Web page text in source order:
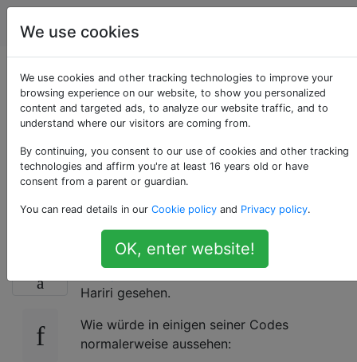
Programmierung
Aktivieren des
ausgefallenen ≠
(ungleich) Operators
von IntelliJ
Ich habe dies auf derGOTO 2016 • Kotlin -
Ready for Production-Konferenz von Hadi
Hariri gesehen.
Wie würde in einigen seiner Codes
normalerweise aussehen:
We use cookies
We use cookies and other tracking technologies to improve your
browsing experience on our website, to show you personalized
content and targeted ads, to analyze our website traffic, and to
understand where our visitors are coming from.
By continuing, you consent to our use of cookies and other tracking
technologies and affirm you're at least 16 years old or have
consent from a parent or guardian.
You can read details in our Cookie policy and Privacy policy.
OK, enter website!